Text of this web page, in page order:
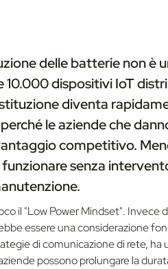
delle batterie non è
10.000 dispositivi IoT
diventa
le aziende che
competitivo.
senza
il "Low Power Mindset". Invece
essere una considerazione
di comunicazione di rete,
possono prolungare la